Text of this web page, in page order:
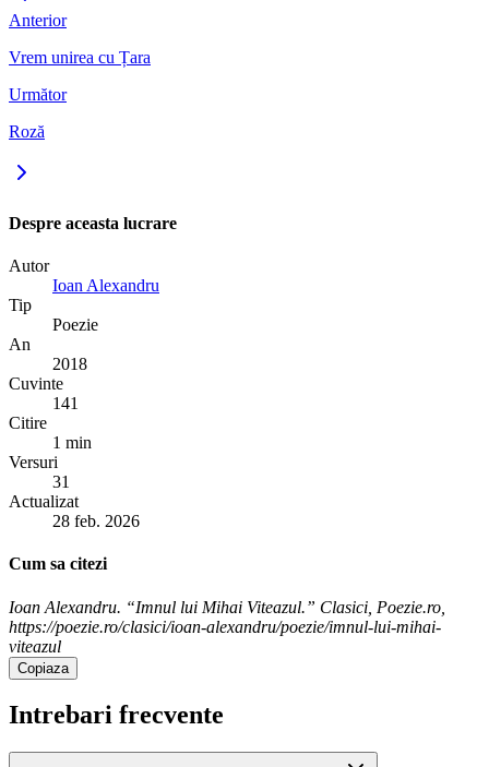
Anterior
Vrem unirea cu Țara
Următor
Roză
Despre aceasta lucrare
Autor
Ioan Alexandru
Tip
Poezie
An
2018
Cuvinte
141
Citire
1 min
Versuri
31
Actualizat
28 feb. 2026
Cum sa citezi
Ioan Alexandru. “Imnul lui Mihai Viteazul.” Clasici, Poezie.ro,
https://poezie.ro/clasici/ioan-alexandru/poezie/imnul-lui-mihai-
viteazul
Copiaza
Intrebari frecvente